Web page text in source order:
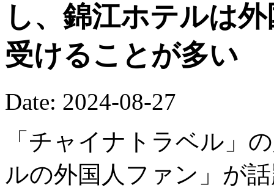
し、錦江ホテルは
受けることが多い
Date: 2024-08-27
「チャイナトラベル」
ルの外国人ファン」が